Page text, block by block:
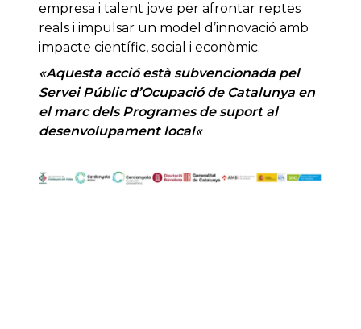
empresa i talent jove per afrontar reptes
reals i impulsar un model d’innovació amb
impacte científic, social i econòmic.
«Aquesta acció està subvencionada pel
Servei Públic d’Ocupació de Catalunya en
el marc dels Programes de suport al
desenvolupament local«